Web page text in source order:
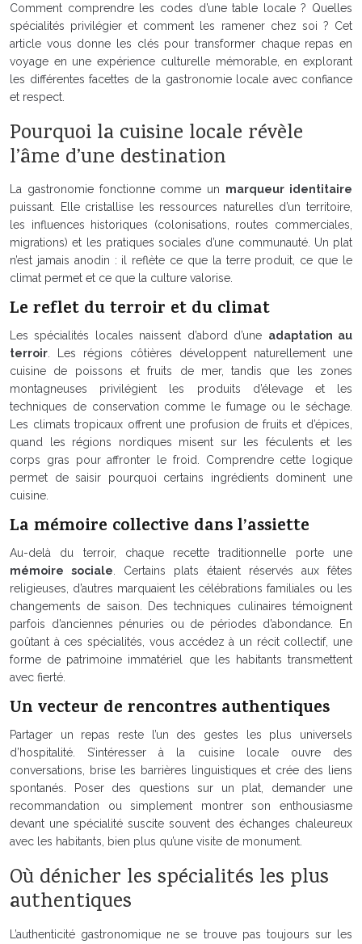
Comment comprendre les codes d’une table locale ? Quelles
spécialités privilégier et comment les ramener chez soi ? Cet
article vous donne les clés pour transformer chaque repas en
voyage en une expérience culturelle mémorable, en explorant
les différentes facettes de la gastronomie locale avec confiance
et respect.
Pourquoi la cuisine locale révèle
l’âme d’une destination
La gastronomie fonctionne comme un marqueur identitaire
puissant. Elle cristallise les ressources naturelles d’un territoire,
les influences historiques (colonisations, routes commerciales,
migrations) et les pratiques sociales d’une communauté. Un plat
n’est jamais anodin : il reflète ce que la terre produit, ce que le
climat permet et ce que la culture valorise.
Le reflet du terroir et du climat
Les spécialités locales naissent d’abord d’une adaptation au
terroir . Les régions côtières développent naturellement une
cuisine de poissons et fruits de mer, tandis que les zones
montagneuses privilégient les produits d’élevage et les
techniques de conservation comme le fumage ou le séchage.
Les climats tropicaux offrent une profusion de fruits et d’épices,
quand les régions nordiques misent sur les féculents et les
corps gras pour affronter le froid. Comprendre cette logique
permet de saisir pourquoi certains ingrédients dominent une
cuisine.
La mémoire collective dans l’assiette
Au-delà du terroir, chaque recette traditionnelle porte une
mémoire sociale . Certains plats étaient réservés aux fêtes
religieuses, d’autres marquaient les célébrations familiales ou les
changements de saison. Des techniques culinaires témoignent
parfois d’anciennes pénuries ou de périodes d’abondance. En
goûtant à ces spécialités, vous accédez à un récit collectif, une
forme de patrimoine immatériel que les habitants transmettent
avec fierté.
Un vecteur de rencontres authentiques
Partager un repas reste l’un des gestes les plus universels
d’hospitalité. S’intéresser à la cuisine locale ouvre des
conversations, brise les barrières linguistiques et crée des liens
spontanés. Poser des questions sur un plat, demander une
recommandation ou simplement montrer son enthousiasme
devant une spécialité suscite souvent des échanges chaleureux
avec les habitants, bien plus qu’une visite de monument.
Où dénicher les spécialités les plus
authentiques
L’authenticité gastronomique ne se trouve pas toujours sur les